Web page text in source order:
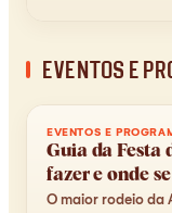
Eventos e
EVENTOS E
Guia da Festa
fazer e onde
O maior rodeio da